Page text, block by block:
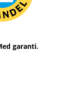
garanti.